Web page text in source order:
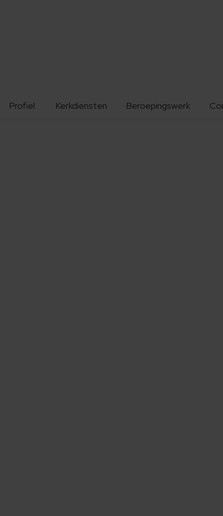
Profiel Kerkdiensten Beroepingswerk